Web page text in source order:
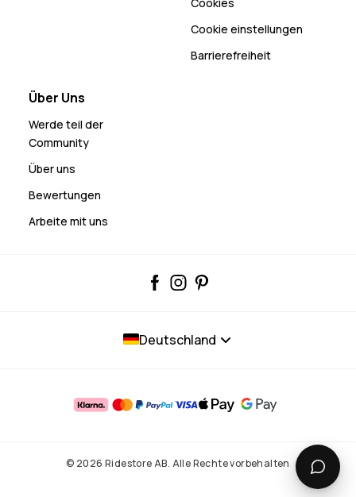
Cookie einstellungen
Barrierefreiheit
Über Uns
Werde teil der
Community
Über uns
Bewertungen
Arbeite mit uns
Deutschland
© 2026 Ridestore AB. Alle Rechte vorbehalten